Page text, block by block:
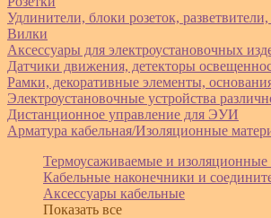
Удлинители, блоки розеток,
Вилки
Аксессуары для электроустановочных
Датчики движения, детекторы
Рамки, декоративные элементы,
Электроустановочные устройства
Дистанционное управление для ЭУИ
Арматура кабельная/Изоляционные
Термоусаживаемые и изоляционные
Кабельные наконечники и
Аксессуары кабельные
Показать все